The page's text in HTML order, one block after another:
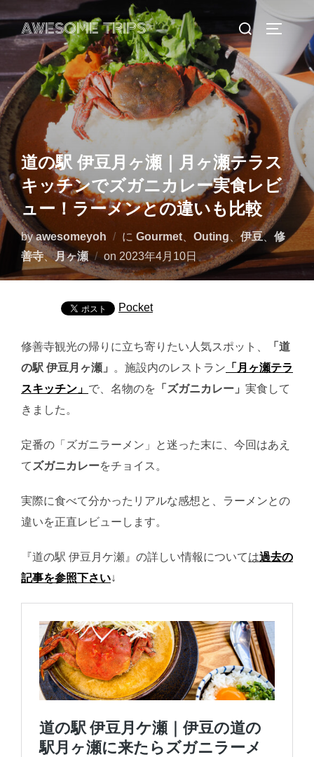
ン
ツ
へ
ス
キ
ッ
プ
AWESOME TRIPS
検
索
対
象:
道の駅 伊豆月ヶ瀬｜月ヶ瀬テラス
キッチンでズガニカレー実食レビ
ュー！ラーメンとの違いも比較
byawesomeyoh に Gourmet Outing、 伊豆、 修
善寺、月ヶ瀬 on 投
稿
2023年4月10日
Pocket
修善寺観光の帰りに立ち寄りたい人気スポット、
「道
の駅 伊豆月ヶ瀬」
。施設内のレストラン 「月ヶ瀬テラ
スキッチン」 で、名物のを 「ズガニカレー」 実食して
きました。
定番の「ズガニラーメン」と迷った末に、今回はあえ
て ズガニカレーをチョイス。
実際に食べて分かったリアルな感想と、ラーメンとの
違いを正直レビューします。
『道の駅 伊豆月ケ瀬』の詳しい情報については過去の
記事を参照下さい↓